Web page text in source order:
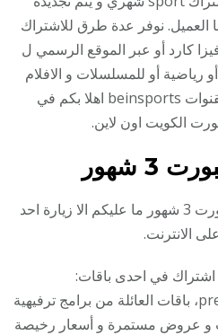
نوفر عدة طرق للاشتراك
كارد أو عبر الموقع الرسمي ل
رياضية أو للمسلسلات و الافلام
مع افضل العروض و الاسعار لقنوات beinsports اهلا بكم في
شهور
للحصول على تجديد بي ان سبورت 3 شهور ما عليكم الا زيارة احد
الانترنت.
اشتراك في احدى باقات:
premium، basic، sports، elite، باقات العائلة من برامج ترفيهية
و عروض مستمرة و أسعار رخيصة